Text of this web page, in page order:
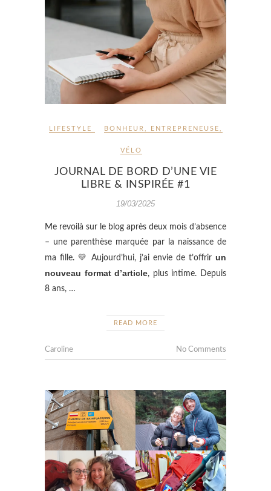
LIFESTYLE BONHEUR, ENTREPRENEUSE,
VÉLO
JOURNAL DE BORD D’UNE VIE
LIBRE & INSPIRÉE #1
19/03/2025
Me revoilà sur le blog après deux mois d’absence
– une parenthèse marquée par la naissance de
ma fille. 💛 Aujourd’hui, j’ai envie de t’offrir un
nouveau format d’article, plus intime. Depuis
8 ans, …
READ MORE
Caroline No Comments